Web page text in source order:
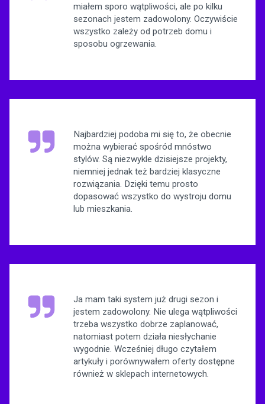
miałem sporo wątpliwości, ale po kilku
sezonach jestem zadowolony. Oczywiście
wszystko zależy od potrzeb domu i
sposobu ogrzewania.
Najbardziej podoba mi się to, że obecnie
można wybierać spośród mnóstwo
stylów. Są niezwykle dzisiejsze projekty,
niemniej jednak też bardziej klasyczne
rozwiązania. Dzięki temu prosto
dopasować wszystko do wystroju domu
lub mieszkania.
Ja mam taki system już drugi sezon i
jestem zadowolony. Nie ulega wątpliwości
trzeba wszystko dobrze zaplanować,
natomiast potem działa niesłychanie
wygodnie. Wcześniej długo czytałem
artykuły i porównywałem oferty dostępne
również w sklepach internetowych.